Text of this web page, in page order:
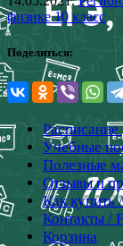
физике 10 класс
Поделиться:
Расписание
Учебные
Полезные
Отзывы и
Как купить
Контакты /
Корзина